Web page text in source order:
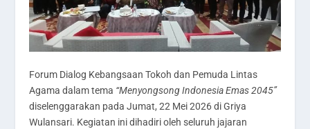
Forum Dialog Kebangsaan Tokoh dan Pemuda Lintas
Agama dalam tema “Menyongsong Indonesia Emas 2045”
diselenggarakan pada Jumat, 22 Mei 2026 di Griya
Wulansari. Kegiatan ini dihadiri oleh seluruh jajaran